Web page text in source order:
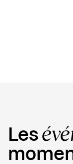
Les